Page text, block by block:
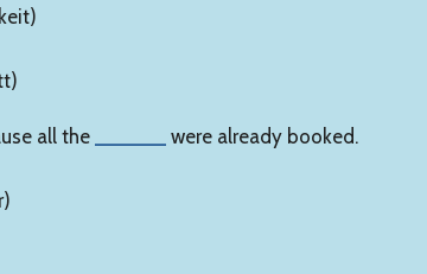
all the
were already booked.